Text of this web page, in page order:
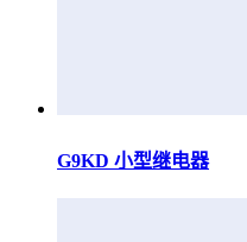
G9KD 小型继电器